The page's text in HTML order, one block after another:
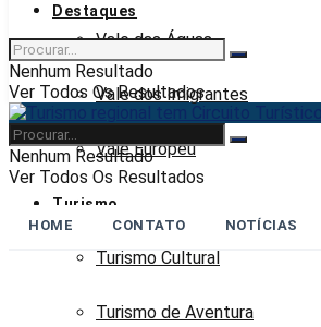
Vale das Águas
Vale dos Imigrantes
Vale Europeu
Turismo
Turismo Cultural
Turismo de Aventura
Destaques
Nenhum Resultado
Ver Todos Os Resultados
Nenhum Resultado
Ver Todos Os Resultados
HOME CONTATO NOTÍCIAS